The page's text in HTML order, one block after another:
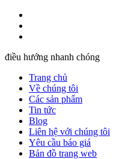
điều hướng nhanh chóng
Trang chủ
Về chúng tôi
Các sản phẩm
Tin tức
Blog
Liên hệ với chúng tôi
Yêu cầu báo giá
Bản đồ trang web